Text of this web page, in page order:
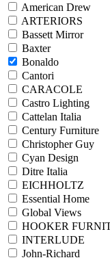
American Drew
ARTERIORS
Bassett Mirror
Baxter
Bonaldo
Cantori
CARACOLE
Castro Lighting
Cattelan Italia
Century Furniture
Christopher Guy
Cyan Design
Ditre Italia
EICHHOLTZ
Essential Home
Global Views
HOOKER
INTERLUDE
John-Richard